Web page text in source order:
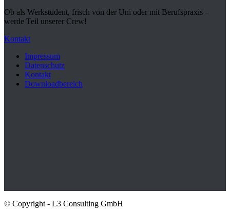
Ob als Werkstudent, frisch von der Uni oder mit Berufspraxis –
werde Teil unserer Crew!
Kontakt
Impressum
Datenschutz
Kontakt
Downloadbereich
© Copyright - L3 Consulting GmbH